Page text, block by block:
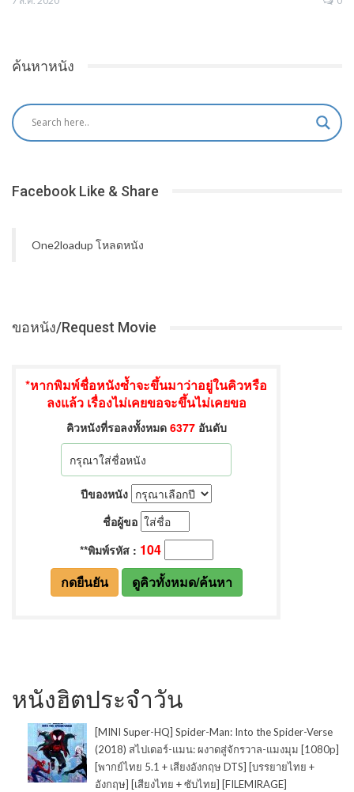
ค้นหาหนัง
Facebook Like & Share
One2loadup โหลดหนัง
ขอหนัง/Request Movie
หนังฮิตประจำวัน
[MINI Super-HQ] Spider-Man: Into the Spider-Verse
(2018) สไปเดอร์-แมน: ผงาดสู่จักรวาล-แมงมุม [1080p]
[พากย์ไทย 5.1 + เสียงอังกฤษ DTS] [บรรยายไทย +
อังกฤษ] [เสียงไทย + ซับไทย] [FILEMIRAGE]